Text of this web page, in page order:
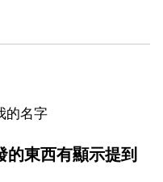
的名字
的東西有顯示提到